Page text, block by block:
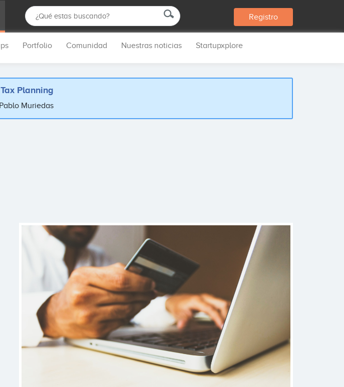
Registro
Portfolio Comunidad Nuestras noticias Startupxplore
Planning
Muriedas